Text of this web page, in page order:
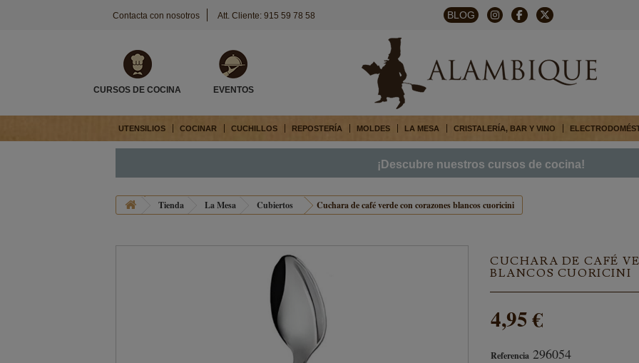
Contacta con nosotros Att. Cliente: 915 59 78 58 BLOG
CURSOS DE COCINA EVENTOS
UTENSILIOS COCINAR CUCHILLOS REPOSTERÍA MOLDES LA MESA CRISTALERÍA, BAR Y VINO
¡Descubre nuestros cursos de cocina!
Tienda La Mesa Cubiertos Cuchara de café verde con corazones blancos cuoricini
CUCHARA DE CAFÉ
BLANCOS CUORICINI
4,95 €
Referencia 296054